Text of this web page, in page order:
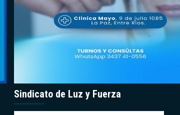
Sindicato de Luz y Fuerza